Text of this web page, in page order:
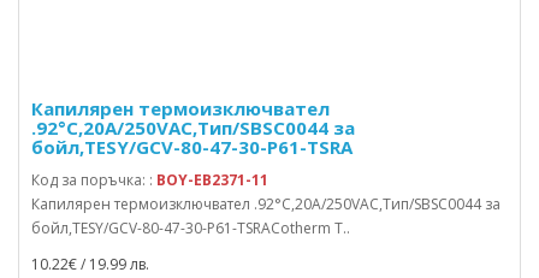
Капилярен термоизключвател
.92°C,20A/250VAC,Тип/SBSC0044 за
бойл,TESY/GCV-80-47-30-P61-TSRA
Код за поръчка: : BOY-EB2371-11
Капилярен термоизключвател .92°C,20A/250VAC,Тип/SBSC0044 за
бойл,TESY/GCV-80-47-30-P61-TSRACotherm T..
10.22€ / 19.99 лв.